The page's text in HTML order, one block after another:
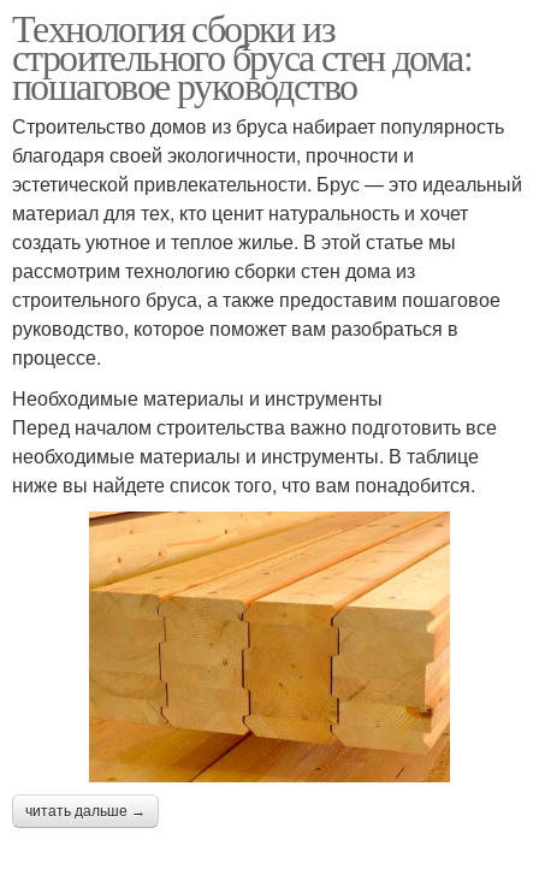
Технология сборки из
строительного бруса стен дома:
пошаговое руководство
Строительство домов из бруса набирает популярность
благодаря своей экологичности, прочности и
эстетической привлекательности. Брус — это идеальный
материал для тех, кто ценит натуральность и хочет
создать уютное и теплое жилье. В этой статье мы
рассмотрим технологию сборки стен дома из
строительного бруса, а также предоставим пошаговое
руководство, которое поможет вам разобраться в
процессе.
Необходимые материалы и инструменты
Перед началом строительства важно подготовить все
необходимые материалы и инструменты. В таблице
ниже вы найдете список того, что вам понадобится.
читать дальше →